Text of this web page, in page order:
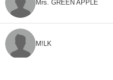
Mrs. GREEN APPLE
M!LK